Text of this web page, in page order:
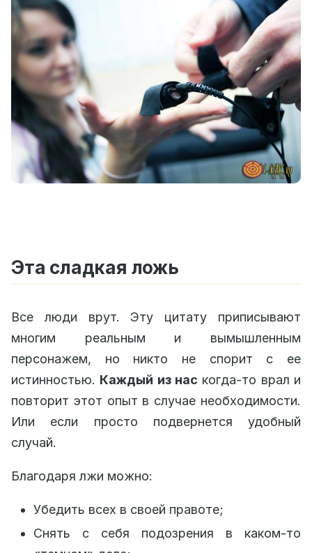
Эта сладкая ложь
Все люди врут. Эту цитату приписывают
многим реальным и вымышленным
персонажем, но никто не спорит с ее
истинностью. Каждый из нас когда-то врал и
повторит этот опыт в случае необходимости.
Или если просто подвернется удобный
случай.
Благодаря лжи можно:
Убедить всех в своей правоте;
Снять с себя подозрения в каком-то